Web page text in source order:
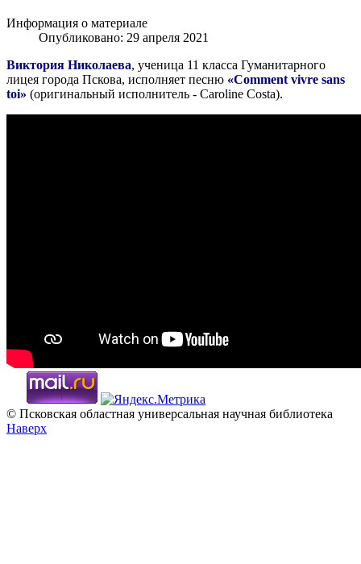
Информация о материале
Опубликовано: 29 апреля 2021
Виктория Николаева, ученица 11 класса Гуманитарного
лицея города Пскова, исполняет песню «Comment vivre sans
toi» (оригинальный исполнитель - Caroline Costa).
© Псковская областная универсальная научная библиотека
Наверх